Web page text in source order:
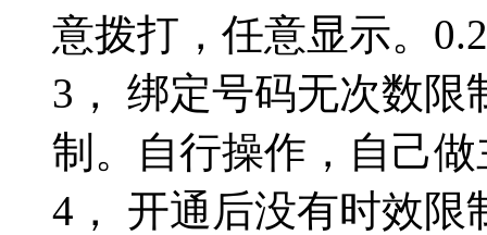
意拨打，任意显示。
3， 绑定号码无次数
制。自行操作，自己做
4， 开通后没有时效限